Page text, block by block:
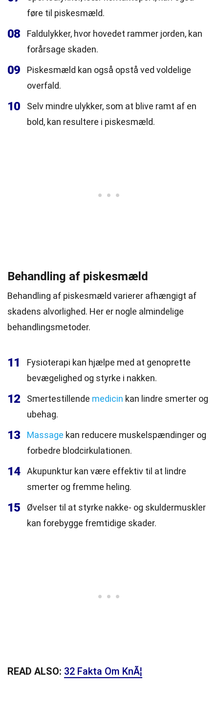
føre til piskesmæld.
08
Faldulykker, hvor hovedet rammer jorden, kan
forårsage skaden.
09
Piskesmæld kan også opstå ved voldelige
overfald.
10
Selv mindre ulykker, som at blive ramt af en
bold, kan resultere i piskesmæld.
Behandling af piskesmæld
Behandling af piskesmæld varierer afhængigt af
skadens alvorlighed. Her er nogle almindelige
behandlingsmetoder.
11
Fysioterapi kan hjælpe med at genoprette
bevægelighed og styrke i nakken.
12 Smertestillende medicin kan lindre smerter og
ubehag.
13 Massage kan reducere muskelspændinger og
forbedre blodcirkulationen.
14
Akupunktur kan være effektiv til at lindre
smerter og fremme heling.
15
Øvelser til at styrke nakke- og skuldermuskler
kan forebygge fremtidige skader.
READ ALSO: 32 Fakta Om KnÃ¦